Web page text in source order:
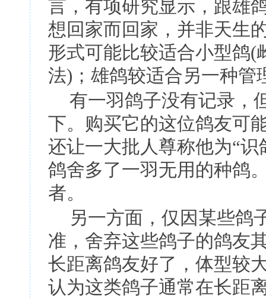
言，有项研究显示，跟雄
想回家而回家，并非天生
形式可能比较适合小型鸽(
法) ；雄鸽较适合另一种
有一羽鸽子没有记录，
下。购买它的这位鸽友可
还让一大批人尊称他为“识
鸽舍多了一羽无用的种鸽
者。
另一方面，仅因某些鸽
准，舍弃这些鸽子的鸽友
长距离鸽友好了，体型较
认为这类鸽子通常在长距